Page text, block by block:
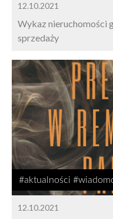
12.10.2021
Wykaz nieruchomości
sprzedaży
#aktualności
12.10.2021